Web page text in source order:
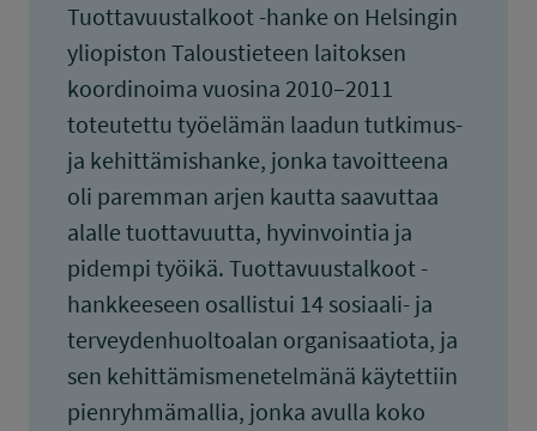
Tuottavuustalkoot -hanke on Helsingin
yliopiston Taloustieteen laitoksen
koordinoima vuosina 2010–2011
toteutettu työelämän laadun tutkimus-
ja kehittämishanke, jonka tavoitteena
oli paremman arjen kautta saavuttaa
alalle tuottavuutta, hyvinvointia ja
pidempi työikä. Tuottavuustalkoot -
hankkeeseen osallistui 14 sosiaali- ja
terveydenhuoltoalan organisaatiota, ja
sen kehittämismenetelmänä käytettiin
pienryhmämallia, jonka avulla koko